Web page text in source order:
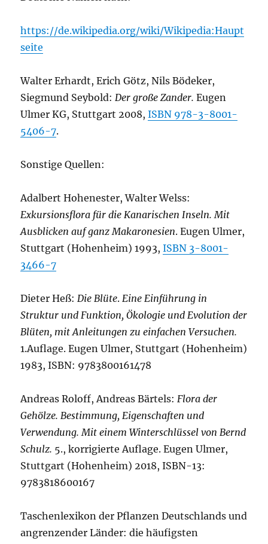
https://de.wikipedia.org/wiki/Wikipedia:Haupt
seite
Walter Erhardt, Erich Götz, Nils Bödeker,
Siegmund Seybold:Der große Zander. Eugen
Ulmer KG, Stuttgart 2008,ISBN 978-3-8001-
5406-7.
Sonstige Quellen:
Adalbert Hohenester, Walter Welss:
Exkursionsflora für die Kanarischen Inseln. Mit
Ausblicken auf ganz Makaronesien. Eugen Ulmer,
Stuttgart (Hohenheim) 1993,ISBN 3-8001-
3466-7
Dieter Heß:Die Blüte. Eine Einführung in
Struktur und Funktion, Ökologie und Evolution der
Blüten, mit Anleitungen zu einfachen Versuchen.
1.Auflage. Eugen Ulmer, Stuttgart (Hohenheim)
1983, ISBN: 9783800161478
Andreas Roloff, Andreas Bärtels:Flora der
Gehölze. Bestimmung, Eigenschaften und
Verwendung. Mit einem Winterschlüssel von Bernd
Schulz. 5., korrigierte Auflage. Eugen Ulmer,
Stuttgart (Hohenheim) 2018, ISBN-13:
9783818600167
Taschenlexikon der Pflanzen Deutschlands und
angrenzender Länder: die häufigsten